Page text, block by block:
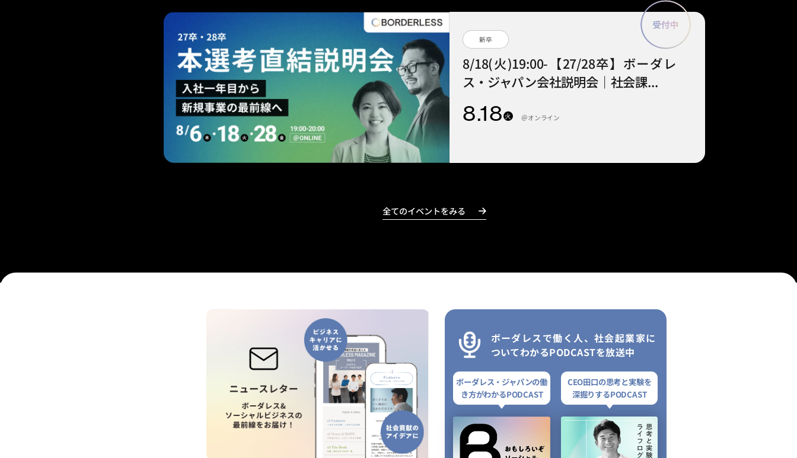
新卒
8/18(火)19:00-【27/28卒】ボーダレ
ス・ジャパン会社説明会｜社会課...
8.18 火 ＠オンライン
全てのイベントをみる
ボーダレスで働く人、社会起業家に
ついてわかるPODCASTを放送中
ボーダレス・ジャパンの働
き方がわかるPODCAST
CEO田口の思考と実験を
深掘りするPODCAST